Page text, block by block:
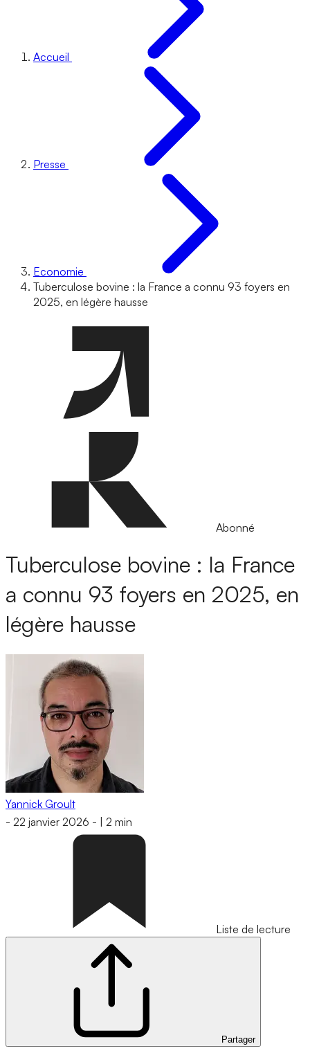
Accueil
Presse
Economie
Tuberculose bovine : la France a connu 93 foyers en
2025, en légère hausse
Abonné
Tuberculose bovine : la France
a connu 93 foyers en 2025, en
légère hausse
Yannick Groult
- 22 janvier 2026 - 2 min
Liste de lecture
Partager